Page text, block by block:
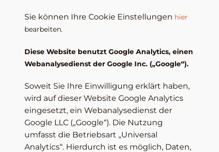
Sie können Ihre Cookie Einstellungen hier
bearbeiten.
Diese Website benutzt Google Analytics, einen
Webanalysedienst der Google Inc. („Google“).
Soweit Sie Ihre Einwilligung erklärt haben,
wird auf dieser Website Google Analytics
eingesetzt, ein Webanalysedienst der
Google LLC („Google“). Die Nutzung
umfasst die Betriebsart „Universal
Analytics“. Hierdurch ist es möglich, Daten,